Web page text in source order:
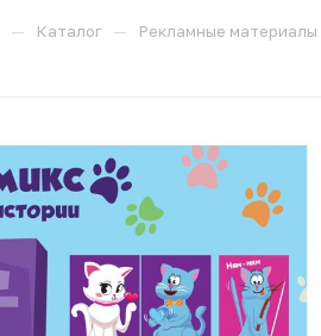
— Каталог — Рекламные материалы